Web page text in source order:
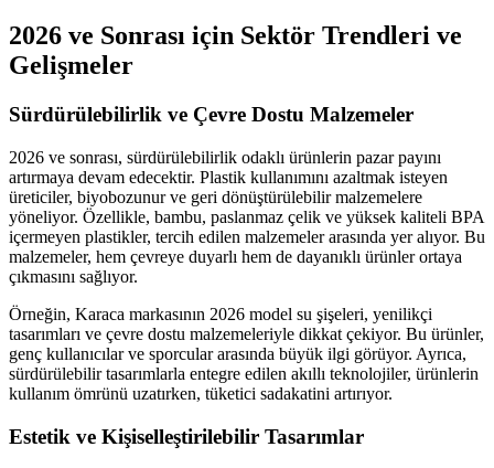
2026 ve Sonrası için Sektör Trendleri ve
Gelişmeler
Sürdürülebilirlik ve Çevre Dostu Malzemeler
2026 ve sonrası, sürdürülebilirlik odaklı ürünlerin pazar payını
artırmaya devam edecektir. Plastik kullanımını azaltmak isteyen
üreticiler, biyobozunur ve geri dönüştürülebilir malzemelere
yöneliyor. Özellikle, bambu, paslanmaz çelik ve yüksek kaliteli BPA
içermeyen plastikler, tercih edilen malzemeler arasında yer alıyor. Bu
malzemeler, hem çevreye duyarlı hem de dayanıklı ürünler ortaya
çıkmasını sağlıyor.
Örneğin, Karaca markasının 2026 model su şişeleri, yenilikçi
tasarımları ve çevre dostu malzemeleriyle dikkat çekiyor. Bu ürünler,
genç kullanıcılar ve sporcular arasında büyük ilgi görüyor. Ayrıca,
sürdürülebilir tasarımlarla entegre edilen akıllı teknolojiler, ürünlerin
kullanım ömrünü uzatırken, tüketici sadakatini artırıyor.
Estetik ve Kişiselleştirilebilir Tasarımlar